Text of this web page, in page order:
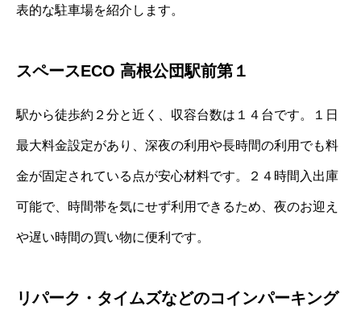
表的な駐車場を紹介します。
スペースECO 高根公団駅前第１
駅から徒歩約２分と近く、収容台数は１４台です。１日
最大料金設定があり、深夜の利用や長時間の利用でも料
金が固定されている点が安心材料です。２４時間入出庫
可能で、時間帯を気にせず利用できるため、夜のお迎え
や遅い時間の買い物に便利です。
リパーク・タイムズなどのコインパーキング